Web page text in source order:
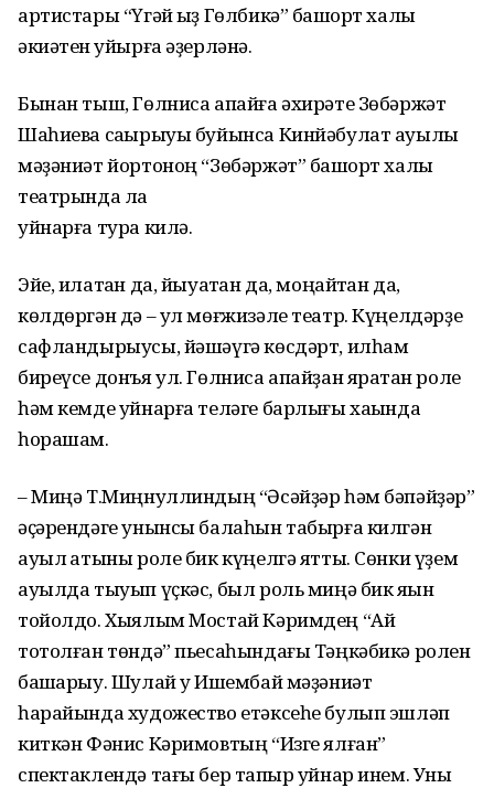
артистары “Үгәй ҡыҙ Гөлбикә” башҡорт халыҡ
әкиәтен ҡуйырға әҙерләнә.
Бынан тыш, Гөлниса апайға әхирәте Зөбәржәт
Шаһиева саҡырыуы буйынса Кинйәбулат ауылы
мәҙәниәт йортоноң “Зөбәржәт” башҡорт халыҡ
театрында ла
уйнарға тура килә.
Эйе, илатҡан да, йыуатҡан да, моңайтҡан да,
көлдөргән дә – ул мөғжизәле театр. Күңелдәрҙе
сафландырыусы, йәшәүгә көсдәрт, илһам
биреүсе донъя ул. Гөлниса апайҙан яратҡан роле
һәм кемде уйнарға теләге барлығы хаҡында
һорашам.
– Миңә Т.Миңнуллиндың “Әсәйҙәр һәм бәпәйҙәр”
әҫәрендәге унынсы балаһын табырға килгән
ауыл ҡатыны роле бик күңелгә ятты. Сөнки үҙем
ауылда тыуып үҫкәс, был роль миңә бик яҡын
тойолдо. Хыялым Мостай Кәримдең “Ай
тотолған төндә” пьесаһындағы Тәңкәбикә ролен
башҡарыу. Шулай уҡ Ишембай мәҙәниәт
һарайында художество етәксеһе булып эшләп
киткән Фәнис Кәримовтың “Изге ялған”
спектаклендә тағы бер тапҡыр уйнар инем. Уны